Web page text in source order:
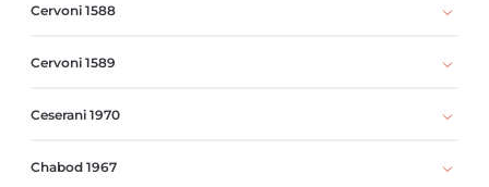
Cervoni 1588
Cervoni 1589
Ceserani 1970
Chabod 1967